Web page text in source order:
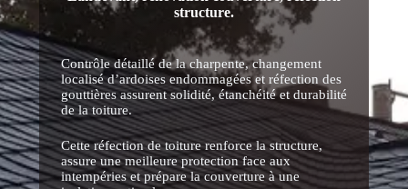
structure.
Contrôle détaillé de la charpente, changement
localisé d’ardoises endommagées et réfection des
gouttières assurent solidité, étanchéité et durabilité
de la toiture.
Cette réfection de toiture renforce la structure,
assure une meilleure protection face aux
intempéries et prépare la couverture à une